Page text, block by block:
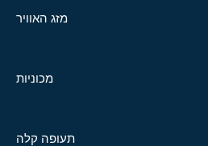
מזג האוויר
מכוניות
תעופה קלה